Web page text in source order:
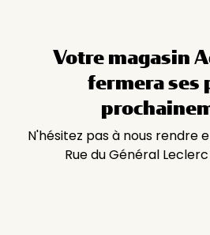
Votre magasin
fermera ses
N'hésitez pas à nous rendre
Rue du Général